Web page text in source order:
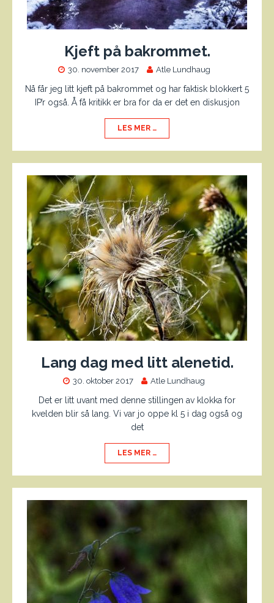
Kjeft på bakrommet.
30. november 2017 Atle Lundhaug
Nå får jeg litt kjeft på bakrommet og har faktisk blokkert 5
IP’r også. Å få kritikk er bra for da er det en diskusjon
LES MER …
Lang dag med litt alenetid.
30. oktober 2017 Atle Lundhaug
Det er litt uvant med denne stillingen av klokka for
kvelden blir så lang. Vi var jo oppe kl 5 i dag også og
det
LES MER …